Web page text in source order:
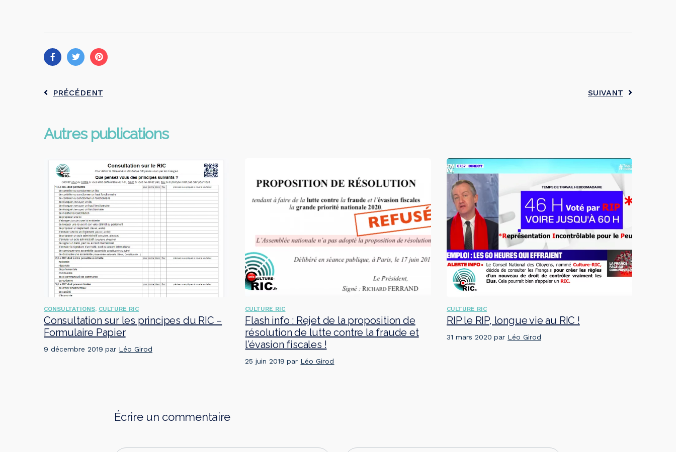
PRÉCÉDENT SUIVANT
Autres publications
CONSULTATIONS, CULTURE RIC
Consultation sur les principes du RIC –
Formulaire Papier
9 décembre 2019 par Léo Girod
CULTURE RIC
Flash info : Rejet de la proposition de
résolution de lutte contre la fraude et
l’évasion fiscales !
25 juin 2019 par Léo Girod
CULTURE RIC
RIP le RIP, longue vie au RIC !
31 mars 2020 par Léo Girod
Écrire un commentaire